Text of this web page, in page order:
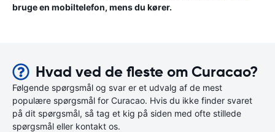
bruge en mobiltelefon, mens du kører.
Hvad ved de fleste om Curacao?
Følgende spørgsmål og svar er et udvalg af de mest
populære spørgsmål for Curacao. Hvis du ikke finder svaret
på dit spørgsmål, så tag et kig på siden med ofte stillede
spørgsmål eller kontakt os.